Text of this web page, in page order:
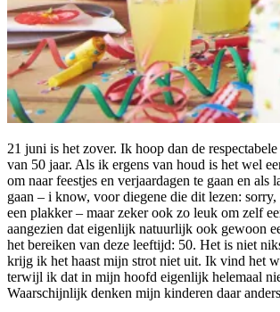
21 juni is het zover. Ik hoop dan de
van 50 jaar. Als ik ergens van houd is het wel
om naar feestjes en verjaardagen te gaan en als
gaan – i know, voor diegene die dit lezen:
een plakker – maar zeker ook zo leuk om zelf
aangezien dat eigenlijk natuurlijk ook gewoon
het bereiken van deze leeftijd: 50. Het is niet
krijg ik het haast mijn strot niet uit. Ik vind het
terwijl ik dat in mijn hoofd eigenlijk helemaal
Waarschijnlijk denken mijn kinderen daar